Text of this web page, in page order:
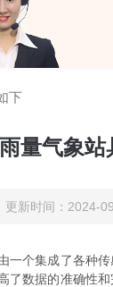
警器，
下
量气象
更新时间：
个集成了各种
数据的准确性